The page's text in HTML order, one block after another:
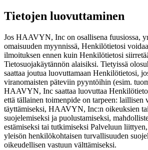
Tietojen luovuttaminen
Jos HAAVYN, Inc on osallisena fuusiossa,
omaisuuden myynnissä, Henkilötietosi
ilmoituksen ennen kuin Henkilötietosi
Tietosuojakäytännön alaisiksi. Tietyissä
saattaa joutua luovuttamaan Henkilötietosi,
viranomaisten päteviin pyyntöihin (esim.
HAAVYN, Inc saattaa luovuttaa
että tällainen toimenpide on tarpeen: laillisen
täyttämiseksi, HAAVYN, Inc:n oikeuksien
suojelemiseksi ja puolustamiseksi,
estämiseksi tai tutkimiseksi Palveluun
yleisön henkilökohtaisen turvallisuuden
oikeudellisen vastuun välttämiseksi.